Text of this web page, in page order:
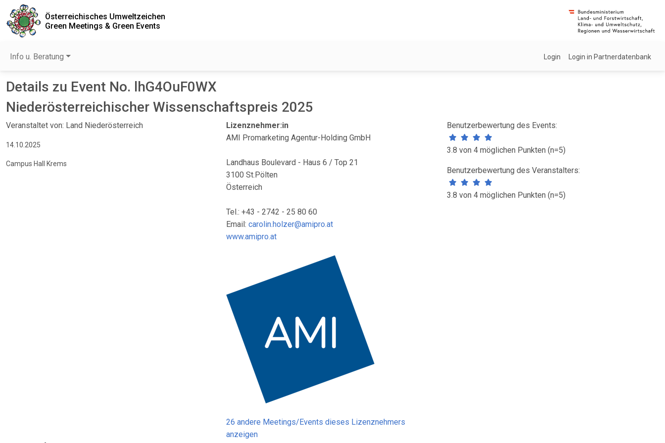
Österreichisches Umweltzeichen
Green Meetings & Green Events
Info u. Beratung Login Login in Partnerdatenbank
Details zu Event No. lhG4OuF0WX
Niederösterreichischer Wissenschaftspreis 2025
Veranstaltet von: Land Niederösterreich
14.10.2025
Campus Hall Krems
Lizenznehmer:in
AMI Promarketing Agentur-Holding GmbH
Landhaus Boulevard - Haus 6 / Top 21
3100 St.Pölten
Österreich
Tel.: +43 - 2742 - 25 80 60
Email:carolin.holzer@amipro.at
www.amipro.at
26 andere Meetings/Events dieses Lizenznehmers
anzeigen
Benutzerbewertung des Events:
3.8 von 4 möglichen Punkten (n=5)
Benutzerbewertung des Veranstalters:
3.8 von 4 möglichen Punkten (n=5)